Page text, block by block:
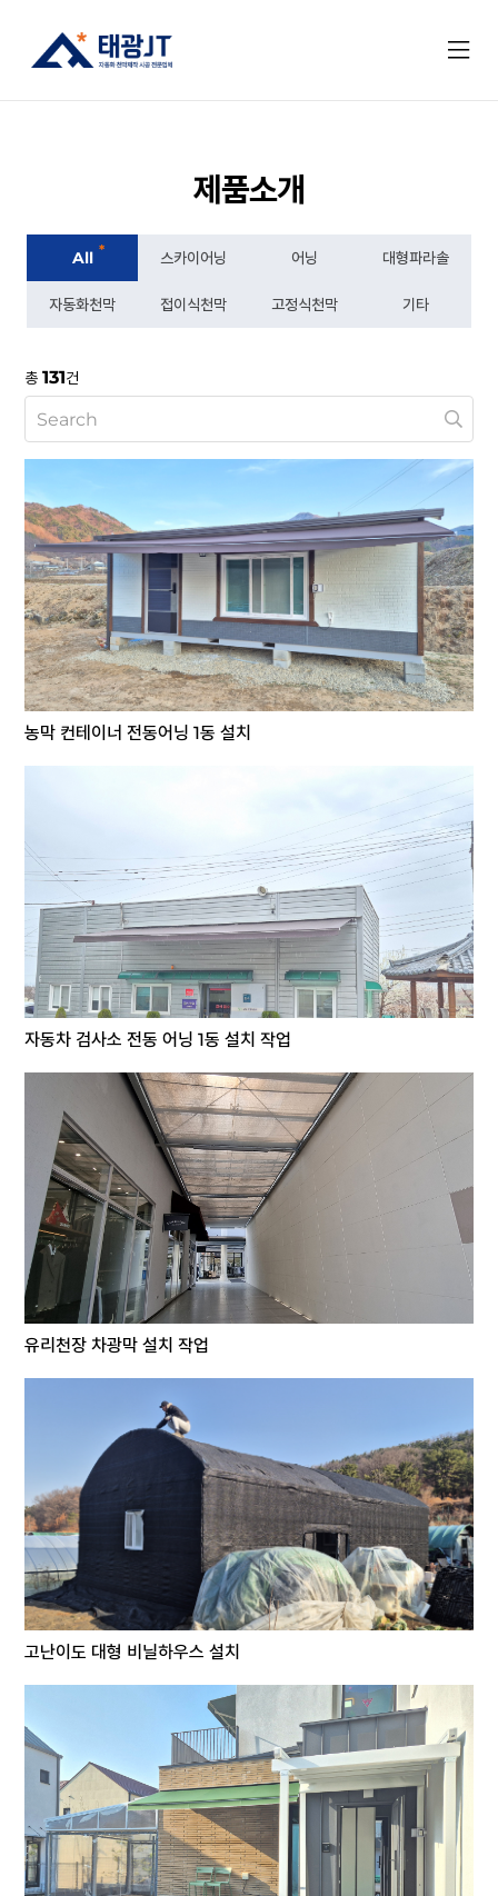
제품소개
All * 스카이어닝 어닝 대형파라솔
자동화천막 접이식천막 고정식천막 기타
총131건
농막 컨테이너 전동어닝 1동 설치
자동차 검사소 전동 어닝 1동 설치 작업
유리천장 차광막 설치 작업
고난이도 대형 비닐하우스 설치